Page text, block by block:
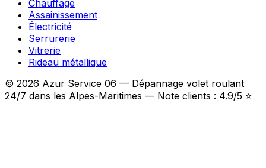
Chauffage
Assainissement
Électricité
Serrurerie
Vitrerie
Rideau métallique
© 2026 Azur Service 06 — Dépannage volet roulant
24/7 dans les Alpes-Maritimes — Note clients : 4.9/5 ⭐